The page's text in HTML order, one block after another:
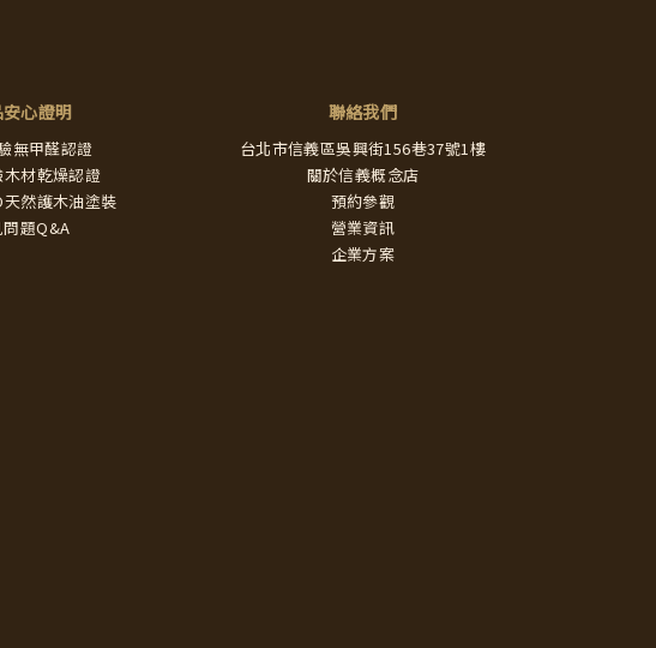
心證明
無甲醛認證
木材乾燥認證
然護木油塗裝
問題Q&A
聯絡我們
台北市信義區吳興街156巷37號1樓
關於信義概念店
預約參觀
營業資訊
企業方案